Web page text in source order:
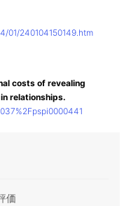
01/240104150149.htm
costs of revealing
relationships.
価